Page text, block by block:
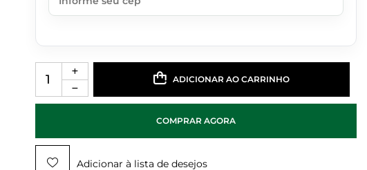
ADICIONAR AO CARRINHO
COMPRAR AGORA
Adicionar à lista de desejos